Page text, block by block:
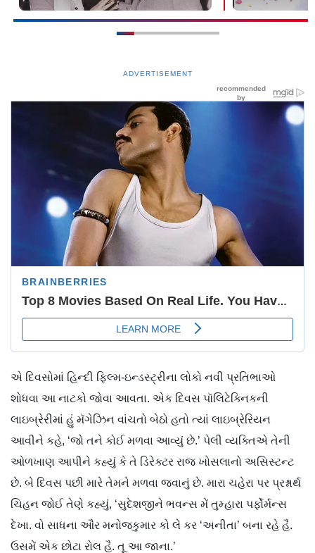
ADVERTISEMENT
એ દિવસોમાં હિન્દી ફિલ્મ-ઇન્ડસ્ટ્રીના લોકો નવી પ્રતિભાઓ
શોધવા આ નાટકો જોવા આવતા. એક દિવસ પૉલિટેક્નિકની
લાઇબ્રેરીમાં હું મૅગેઝિન વાંચતો બેઠો હતો ત્યાં લાઇબ્રેરિયન
આવીને કહે, ‘જો તને કોઈ મળવા આવ્યું છે.’ પેલી વ્યક્તિએ તેની
ઓળખાણ આપીને કહ્યું કે તે ડિરેક્ટર રાજ ખોસલાનો અસિસ્ટન્ટ
છે. બે દિવસ પછી મારે તેમને મળવા જવાનું છે. મારા ચહેરા પર પ્રશ્નાર્થ
ચિહન જોઈ તેણે કહ્યું, ‘સુદેશજીને ભવન્સ મેં તુમ્હારા પર્ફોર્મન્સ
દેખા. વો સાધના ઔર મનોજકુમાર કો લે કર ‘અનીતા’ બના રહે હૈ.
ઉસમેં એક છોટા રોલ હૈ. તૂ આ જાના.’